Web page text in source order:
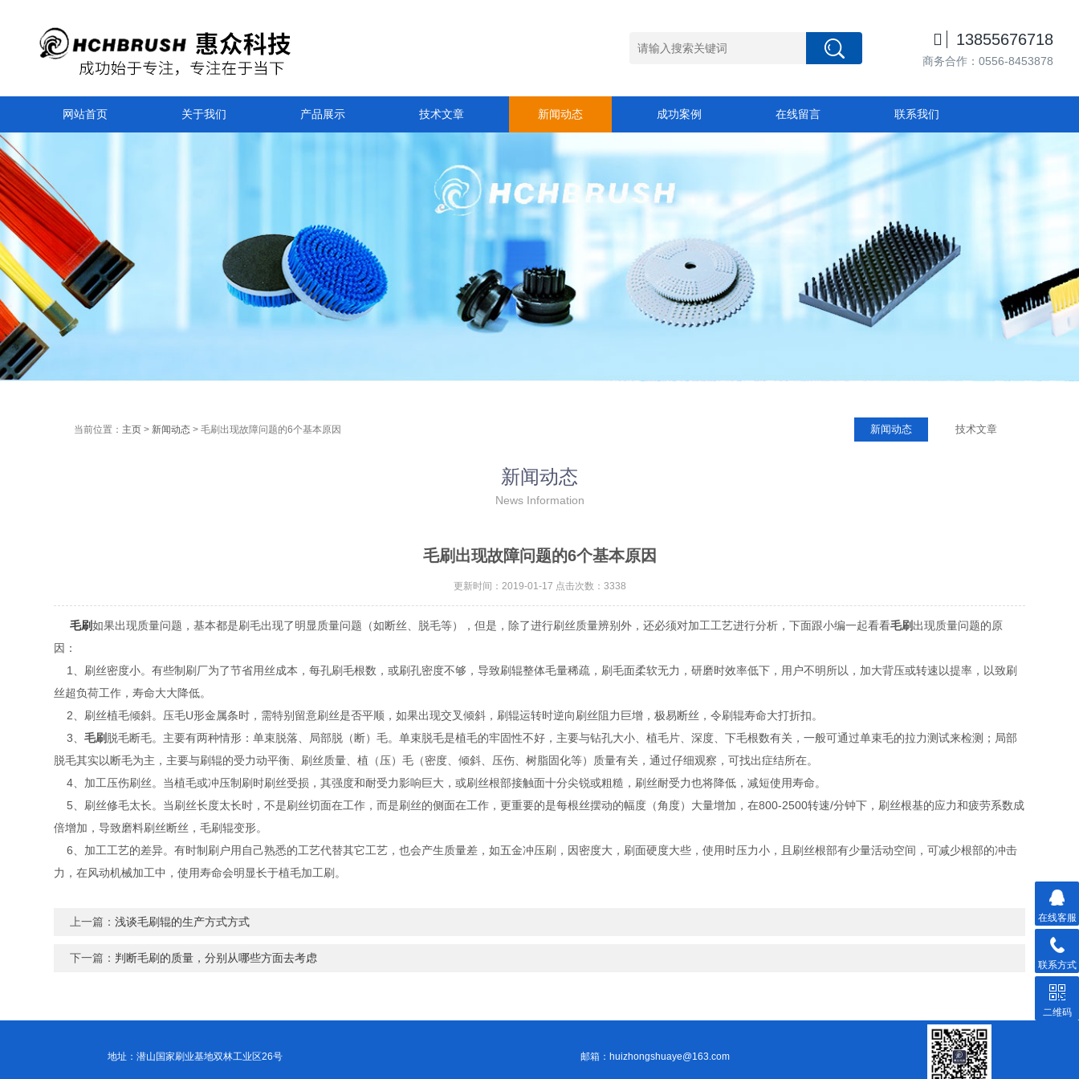
 13855676718
商务合作：0556-8453878
网站首页 关于我们 产品展示 技术文章 新闻动态 成功案例 在线留言 联系我们
当前位置： 主页 > 新闻动态 > 毛刷出现故障问题的6个基本原因 新闻动态 技术文章
新闻动态
News Information
毛刷出现故障问题的6个基本原因
更新时间：2019-01-17 点击次数：3338
毛刷如果出现质量问题，基本都是刷毛出现了明显质量问题（如断丝、脱毛等），但是，除了进行刷丝质量辨别外，还必须对加工工艺进行分析，下面跟小编一起看看毛刷出现质量问题的原
因：
1、刷丝密度小。有些制刷厂为了节省用丝成本，每孔刷毛根数，或刷孔密度不够，导致刷辊整体毛量稀疏，刷毛面柔软无力，研磨时效率低下，用户不明所以，加大背压或转速以提率，以致刷
丝超负荷工作，寿命大大降低。
2、刷丝植毛倾斜。压毛U形金属条时，需特别留意刷丝是否平顺，如果出现交叉倾斜，刷辊运转时逆向刷丝阻力巨增，极易断丝，令刷辊寿命大打折扣。
3、毛刷 脱毛断毛。主要有两种情形：单束脱落、局部脱（断）毛。单束脱毛是植毛的牢固性不好，主要与钻孔大小、植毛片、深度、下毛根数有关，一般可通过单束毛的拉力测试来检测；局部
脱毛其实以断毛为主，主要与刷辊的受力动平衡、刷丝质量、植（压）毛（密度、倾斜、压伤、树脂固化等）质量有关，通过仔细观察，可找出症结所在。
4、加工压伤刷丝。当植毛或冲压制刷时刷丝受损，其强度和耐受力影响巨大，或刷丝根部接触面十分尖锐或粗糙，刷丝耐受力也将降低，减短使用寿命。
5、刷丝修毛太长。当刷丝长度太长时，不是刷丝切面在工作，而是刷丝的侧面在工作，更重要的是每根丝摆动的幅度（角度）大量增加，在800-2500转速/分钟下，刷丝根基的应力和疲劳系数成
倍增加，导致磨料刷丝断丝，毛刷辊变形。
6、加工工艺的差异。有时制刷户用自己熟悉的工艺代替其它工艺，也会产生质量差，如五金冲压刷，因密度大，刷面硬度大些，使用时压力小，且刷丝根部有少量活动空间，可减少根部的冲击
力，在风动机械加工中，使用寿命会明显长于植毛加工刷。
上一篇：浅谈毛刷辊的生产方式方式
下一篇： 判断毛刷的质量，分别从哪些方面去考虑
地址：潜山国家刷业基地双林工业区26号 邮箱：huizhongshuaye@163.com
在线客服
联系方式
二维码